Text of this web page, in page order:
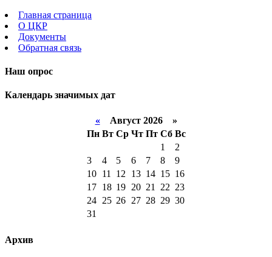
Главная страница
О ЦКР
Документы
Обратная связь
Наш опрос
Календарь значимых дат
«Август 2026 »
Пн Вт Ср Чт Пт Сб Вс
1
2
3
4 5 6 7 8
9
10
11 12 13 14 15 16
17
18 19 20 21 22 23
24 25 26 27 28 29 30
31
Архив